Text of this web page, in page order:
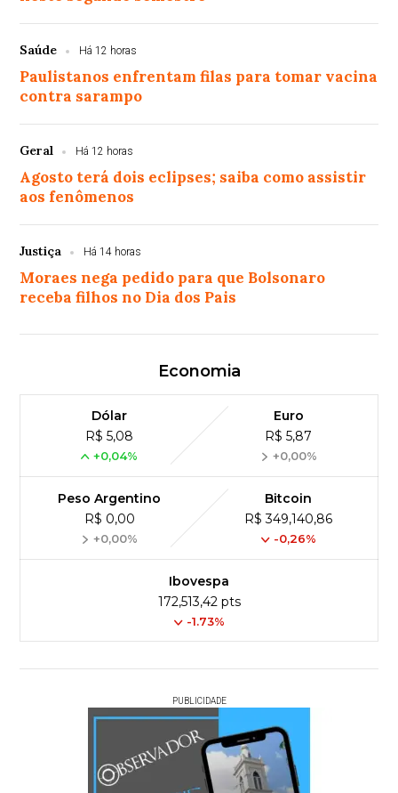
Saúde Há 12 horas
Paulistanos enfrentam filas para tomar vacina
contra sarampo
Geral Há 12 horas
Agosto terá dois eclipses; saiba como assistir
aos fenômenos
Justiça Há 14 horas
Moraes nega pedido para que Bolsonaro
receba filhos no Dia dos Pais
Economia
Dólar
R$ 5,08
+0,04%
Euro
R$ 5,87
+0,00%
Peso Argentino
R$ 0,00
+0,00%
Bitcoin
R$ 349,140,86
-0,26%
Ibovespa
172,513,42 pts
-1.73%
PUBLICIDADE